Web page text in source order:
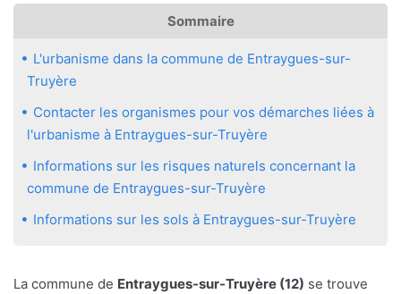
Sommaire
L'urbanisme dans la commune de Entraygues-sur-
Truyère
Contacter les organismes pour vos démarches liées à
l'urbanisme à Entraygues-sur-Truyère
Informations sur les risques naturels concernant la
commune de Entraygues-sur-Truyère
Informations sur les sols à Entraygues-sur-Truyère
La commune de Entraygues-sur-Truyère (12) se trouve